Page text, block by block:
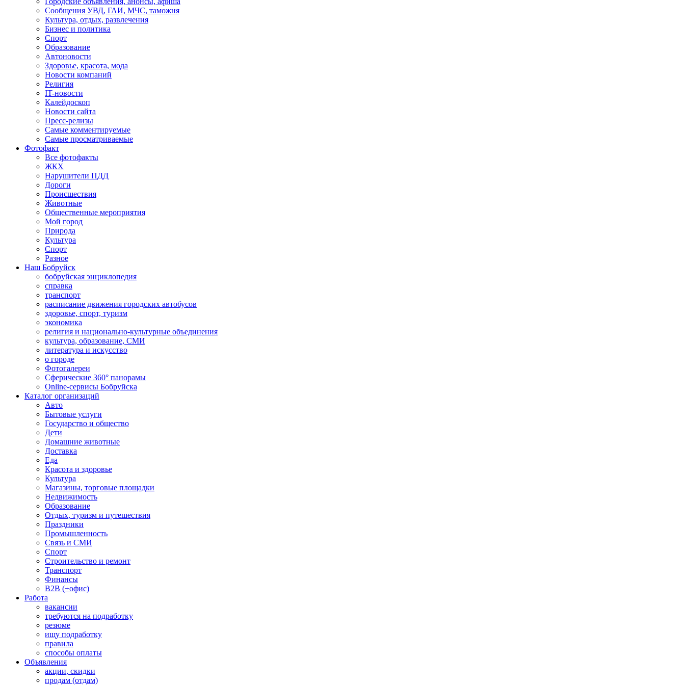
Сообщения УВД, ГАИ, МЧС, таможня
Культура, отдых, развлечения
Бизнес и политика
Спорт
Образование
Автоновости
Здоровье, красота, мода
Новости компаний
Религия
IT-новости
Калейдоскоп
Новости сайта
Пресс-релизы
Самые комментируемые
Самые просматриваемые
Фотофакт
Все фотофакты
ЖКХ
Нарушители ПДД
Дороги
Происшествия
Животные
Общественные мероприятия
Мой город
Природа
Культура
Спорт
Разное
Наш Бобруйск
бобруйская энциклопедия
справка
транспорт
расписание движения городских автобусов
здоровье, спорт, туризм
экономика
религия и национально-культурные объединения
культура, образование, СМИ
литература и искусство
о городе
Фотогалереи
Сферические 360° панорамы
Online-сервисы Бобруйска
Каталог организаций
Авто
Бытовые услуги
Государство и общество
Дети
Домашние животные
Доставка
Еда
Красота и здоровье
Культура
Магазины, торговые площадки
Недвижимость
Образование
Отдых, туризм и путешествия
Праздники
Промышленность
Связь и СМИ
Спорт
Строительство и ремонт
Транспорт
Финансы
B2B (+офис)
Работа
вакансии
требуются на подработку
резюме
ищу подработку
правила
способы оплаты
Объявления
акции, скидки
продам (отдам)